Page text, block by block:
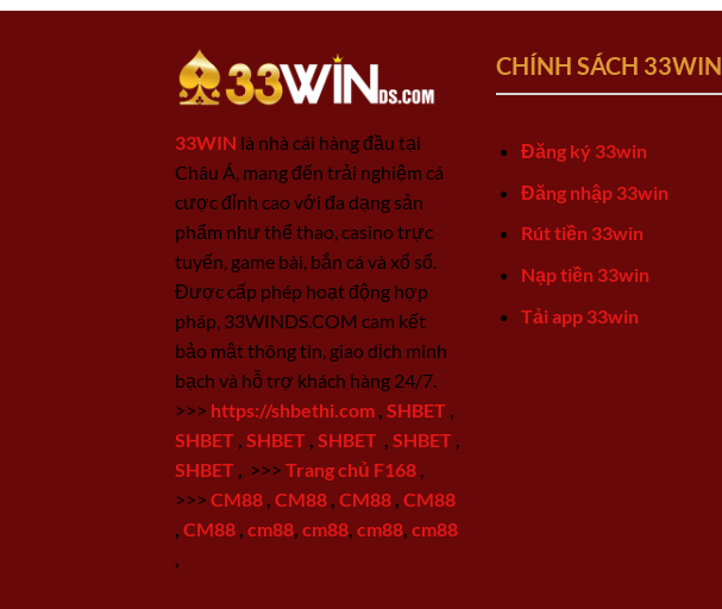
33WIN là nhà cái hàng đầu tại
Châu Á, mang đến trải nghiệm cá
cược đỉnh cao với đa dạng sản
phẩm như thể thao, casino trực
tuyến, game bài, bắn cá và xổ số.
Được cấp phép hoạt động hợp
pháp, 33WINDS.COM cam kết
bảo mật thông tin, giao dịch minh
bạch và hỗ trợ khách hàng 24/7.
>>> https://shbethi.com SHBET
SHBET SHBET SHBET SHBET
SHBET
>>> Trang chủ F168
>>> CM88 CM88 CM88 CM88
CM88 cm88 cm88 cm88 cm88
CHÍNH SÁCH 33WIN
Đăng ký 33win
Đăng nhập 33win
Rút tiền 33win
Nạp tiền 33win
Tải app 33win